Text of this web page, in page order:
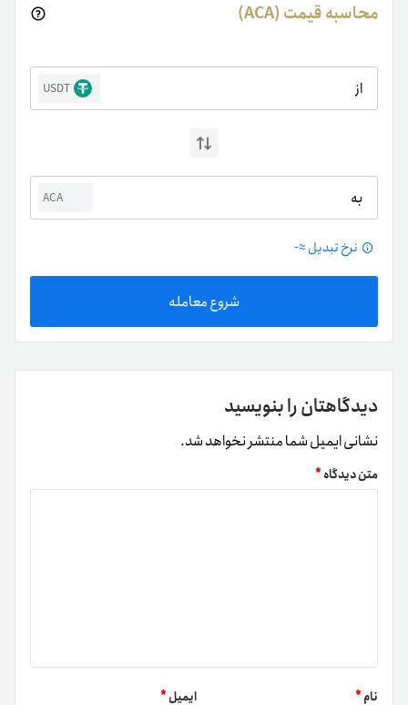
محاسبه قیمت (ACA)
از USDT
به ACA
نرخ تبدیل ≈-
شروع معامله
دیدگاهتان را بنویسید
نشانی ایمیل شما منتشر نخواهد شد.
متن دیدگاه*
نام* ایمیل*